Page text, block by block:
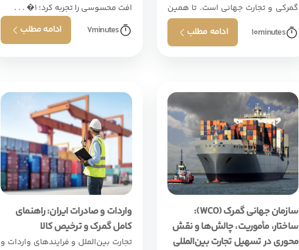
گمرکی و تجارت جهانی است. تا همین
چند سال پیش، واردات کالاهای کم . . .
10minutes ادامه مطلب
افت محسوسی را تجربه کرد؛ ۱� . . .
7minutes ادامه مطلب
سازمان جهانی گمرک (WCO):
ساختار، مأموریت‌، چالش‌ها و نقش
محوری در تسهیل تجارت بین‌المللی
واردات و صادرات ایران: راهنمای
کامل گمرک و ترخیص کالا
تجارت بین‌الملل و فرایندهای واردات و